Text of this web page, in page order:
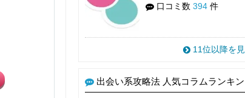
口コミ数 394 件
11位以降を
出会い系攻略法 人気コラムランキ